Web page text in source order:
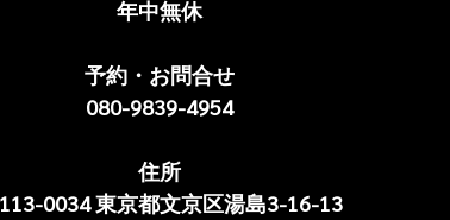
年中無休
予約・お問合せ
080-9839-4954
住所
0034 東京都文京区湯島3-16-13